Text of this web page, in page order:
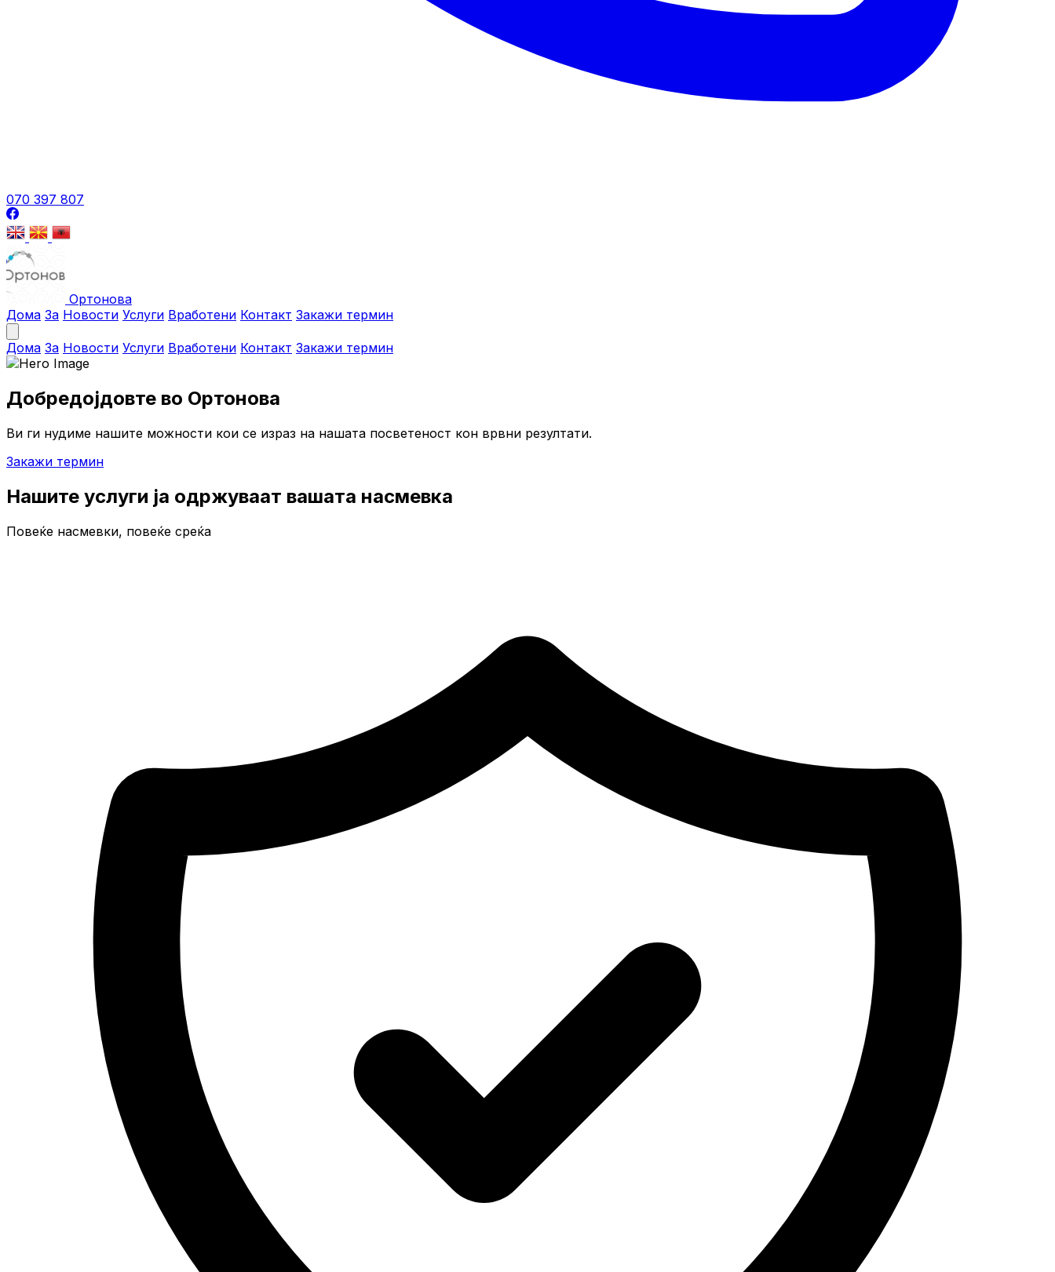
070 397 807
Ортонова
Дома За Новости Услуги Вработени Контакт Закажи термин
Дома За Новости Услуги Вработени Контакт Закажи термин
Добредојдовте во Ортонова
Ви ги нудиме нашите можности кои се израз на нашата посветеност кон врвни резултати.
Закажи термин
Нашите услуги ја одржуваат вашата насмевка
Повеќе насмевки, повеќе среќа